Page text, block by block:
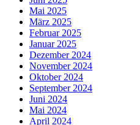
Mai 2025
März 2025
Februar 2025
Januar 2025
Dezember 2024
November 2024
Oktober 2024
September 2024
Juni 2024
Mai 2024
April 2024